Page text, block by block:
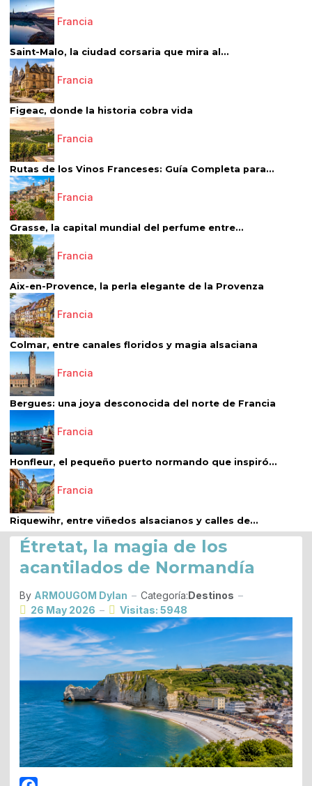
Francia
Saint-Malo, la ciudad corsaria que mira al...
Francia
Figeac, donde la historia cobra vida
Francia
Rutas de los Vinos Franceses: Guía Completa para...
Francia
Grasse, la capital mundial del perfume entre...
Francia
Aix-en-Provence, la perla elegante de la Provenza
Francia
Colmar, entre canales floridos y magia alsaciana
Francia
Bergues: una joya desconocida del norte de Francia
Francia
Honfleur, el pequeño puerto normando que inspiró...
Francia
Riquewihr, entre viñedos alsacianos y calles de...
Étretat, la magia de los
acantilados de Normandía
By ARMOUGOM Dylan Categoría:Destinos
26 May 2026
Visitas: 5948